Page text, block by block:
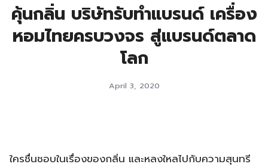
คุ้นกลิ่น บริษัทรับทำแบรนด์ เครื่อง
หอมไทยครบวงจร สู่แบรนด์ตลาด
โลก
April 3, 2020
ใครชื่นชอบในเรื่องของกลิ่น และหลงใหลไปกับความสุนทรี